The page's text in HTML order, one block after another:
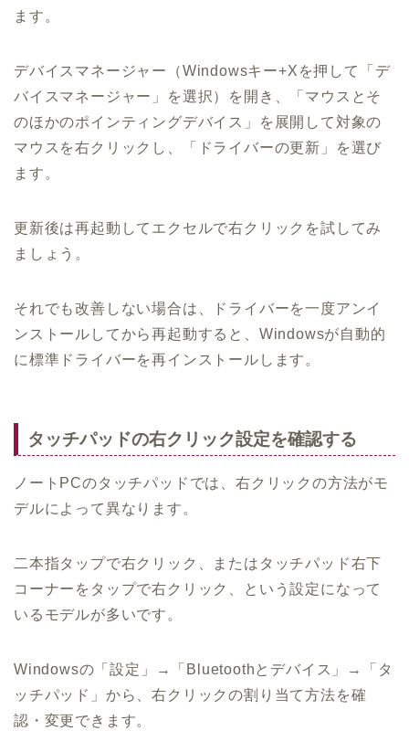
ます。
デバイスマネージャー（Windowsキー+Xを押して「デ
バイスマネージャー」を選択）を開き、「マウスとそ
のほかのポインティングデバイス」を展開して対象の
マウスを右クリックし、「ドライバーの更新」を選び
ます。
更新後は再起動してエクセルで右クリックを試してみ
ましょう。
それでも改善しない場合は、ドライバーを一度アンイ
ンストールしてから再起動すると、Windowsが自動的
に標準ドライバーを再インストールします。
タッチパッドの右クリック設定を確認する
ノートPCのタッチパッドでは、右クリックの方法がモ
デルによって異なります。
二本指タップで右クリック、またはタッチパッド右下
コーナーをタップで右クリック、という設定になって
いるモデルが多いです。
Windowsの「設定」→「Bluetoothとデバイス」→「タ
ッチパッド」から、右クリックの割り当て方法を確
認・変更できます。